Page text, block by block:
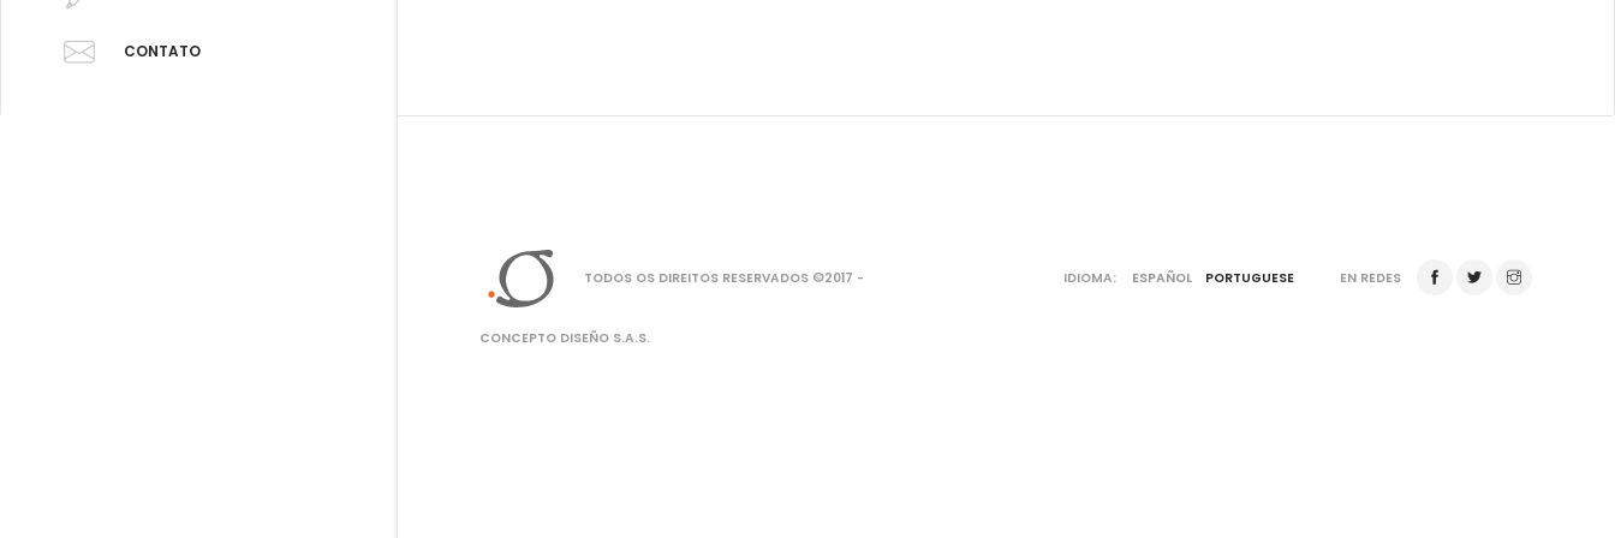
CONTATO
TODOS OS DIREITOS RESERVADOS ©2017 -
CONCEPTO DISEÑO S.A.S.
IDIOMA: ESPAÑOL PORTUGUESE EN REDES